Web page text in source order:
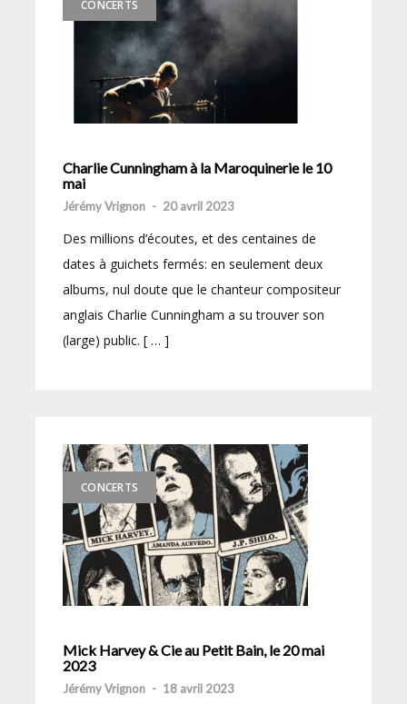
CONCERTS
Charlie Cunningham à la Maroquinerie le 10
mai
Jérémy Vrignon - 20 avril 2023
Des millions d’écoutes, et des centaines de
dates à guichets fermés: en seulement deux
albums, nul doute que le chanteur compositeur
anglais Charlie Cunningham a su trouver son
(large) public. [ … ]
CONCERTS
Mick Harvey & Cie au Petit Bain, le 20 mai
2023
Jérémy Vrignon - 18 avril 2023